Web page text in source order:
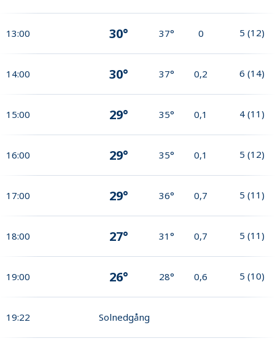
13:00 30° 37° 0 5 (12)
14:00 30° 37° 0,2 6 (14)
15:00 29° 35° 0,1 4 (11)
16:00 29° 35° 0,1 5 (12)
17:00 29° 36° 0,7 5 (11)
18:00 27° 31° 0,7 5 (11)
19:00 26° 28° 0,6 5 (10)
19:22 Solnedgång